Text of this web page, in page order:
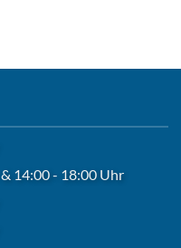
& 14:00 - 18:00 Uhr